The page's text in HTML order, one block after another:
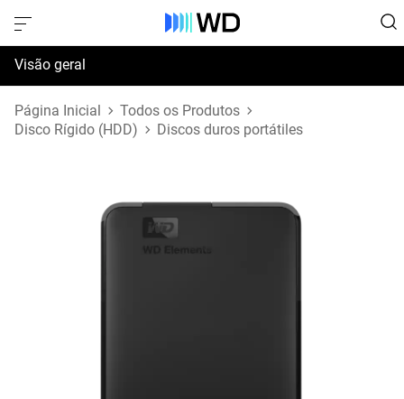
Visão geral
Especificações
Página Inicial
Todos os Produtos
Disco Rígido (HDD)
Discos duros portátiles